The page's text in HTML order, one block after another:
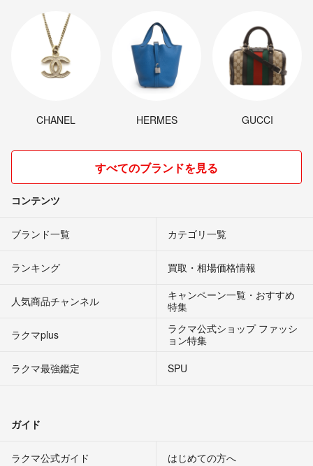
CHANEL HERMES GUCCI
すべてのブランドを見る
コンテンツ
ブランド一覧 カテゴリ一覧
ランキング 買取・相場価格情報
人気商品チャンネル
キャンペーン一覧・おすすめ
特集
ラクマplus
ラクマ公式ショップ ファッシ
ョン特集
ラクマ最強鑑定
SPU
ガイド
ラクマ公式ガイド はじめての方へ